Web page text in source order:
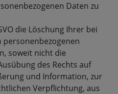
Daten zu
die Löschung Ihrer bei
personenbezogenen
soweit nicht die
des Rechts auf
und Information, zur
Verpflichtung, aus